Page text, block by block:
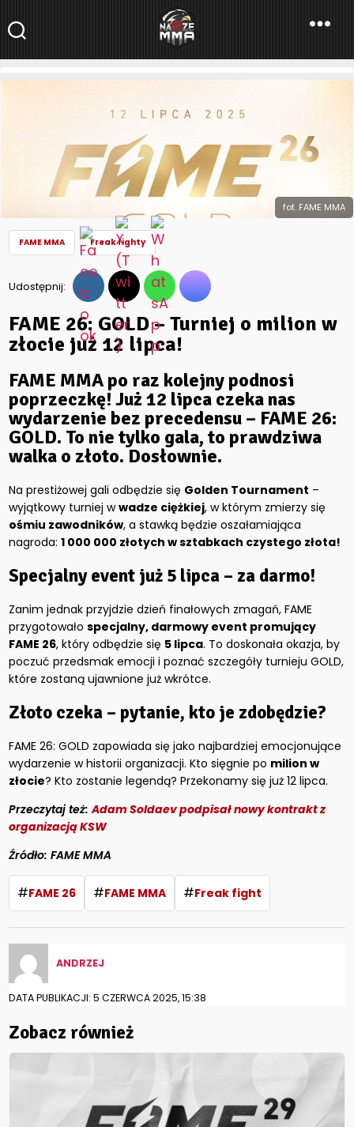
NaszeMMA
NaszeMMA.pl» Aktualności» Freak fighty
FAME 26: GOLD – Turniej
o milion w złocie już 12 lipca!
fot. FAME MMA
FAME MMA Freak fighty
Udostępnij:
FAME 26: GOLD – Turniej o milion w
złocie już 12 lipca!
FAME MMA po raz kolejny podnosi
poprzeczkę! Już12 lipca czeka nas
wydarzenie bez precedensu – FAME 26:
GOLD. To nie tylko gala, to prawdziwa
walka o złoto. Dosłownie.
Na prestiżowej gali odbędzie się Golden Tournament –
wyjątkowy turniej wwadze ciężkiej, w którym zmierzy się
ośmiu zawodników, a stawką będzie oszałamiająca
nagroda:1 000 000 złotych w sztabkach czystego złota!
Specjalny event już 5 lipca – za darmo!
Zanim jednak przyjdzie dzień finałowych zmagań, FAME
przygotowałospecjalny, darmowy event promujący
FAME 26, który odbędzie się 5 lipca. To doskonała okazja, by
poczuć przedsmak emocji i poznać szczegóły turnieju GOLD,
które zostaną ujawnione już wkrótce.
Złoto czeka – pytanie, kto je zdobędzie?
FAME 26: GOLD zapowiada się jako najbardziej emocjonujące
wydarzenie w historii organizacji. Kto sięgnie po milion w
złocie? Kto zostanie legendą? Przekonamy się już 12 lipca.
Przeczytaj też:Adam Soldaev podpisał nowy kontrakt z
organizacją KSW
Źródło: FAME MMA
#FAME 26 #FAME MMA #Freak fight
ANDRZEJ
DATA PUBLIKACJI: 5 CZERWCA 2025, 15:38
Zobacz również